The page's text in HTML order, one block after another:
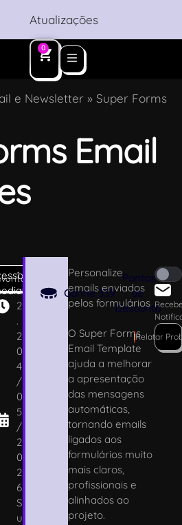
Atualizações
0
e Newsletter » Super Forms
Email
1
.
2
.
2
0
4
/
0
5
/
2
0
2
6
S
u
Ganhe339
Pontos
de
Desconto
Personalize
emails enviados
pelos formulários
O Super Forms
Email Template
ajuda a melhorar
a apresentação
das mensagens
automáticas,
tornando emails
ligados aos
formulários muito
mais claros,
profissionais e
alinhados ao
projeto.
!Relatar